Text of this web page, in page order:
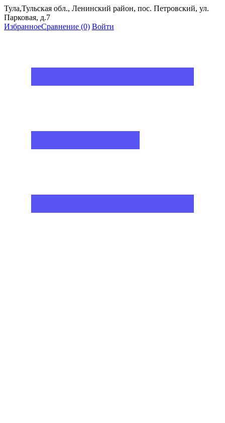
Тула,Тульская обл., Ленинский район, пос. Петровский, ул.
Парковая, д.7
ИзбранноеСравнение (0) Войти